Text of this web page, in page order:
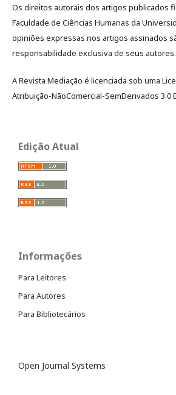
Os direitos autorais dos artigos publicados
Faculdade de Ciências Humanas da
opiniões expressas nos artigos assinados
responsabilidade exclusiva de seus autores.
A Revista Mediação é licenciada sob uma
Atribuição-NãoComercial-SemDerivados 3.0
Edição Atual
Informações
Para Leitores
Para Autores
Para Bibliotecários
Open Journal Systems